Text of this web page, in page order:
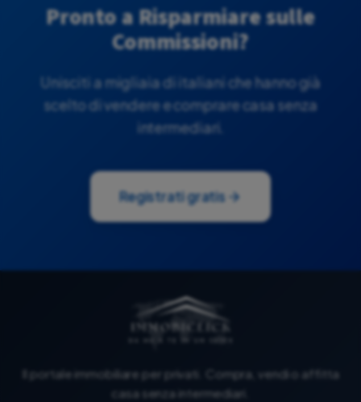
Pronto a Risparmiare sulle
Commissioni?
Unisciti a migliaia di italiani che hanno già
scelto di vendere e comprare casa senza
intermediari.
Registrati gratis
Il portale immobiliare per privati. Compra, vendi o affitta
casa senza intermediari.